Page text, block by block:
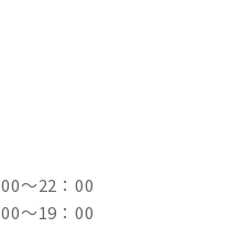
～22：00
～19：00